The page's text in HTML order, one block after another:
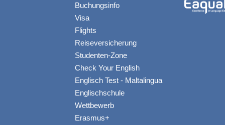
Buchungsinfo
Visa
Flights
Reiseversicherung
Studenten-Zone
Check Your English
Englisch Test - Maltalingua
Englischschule
Wettbewerb
Erasmus+